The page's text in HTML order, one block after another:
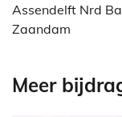
Assendelft Nrd
Zaandam
Meer